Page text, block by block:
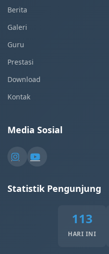
Berita
Galeri
Guru
Prestasi
Download
Kontak
Media Sosial
Statistik Pengunjung
113
HARI INI